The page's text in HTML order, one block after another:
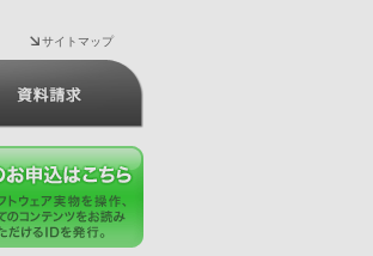
サイトマップ